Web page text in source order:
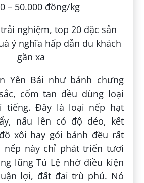
– 50.000 đồng/kg
Yên Bái như bánh chưng
cốm tan đều dùng loại
tiếng. Đây là loại nếp hạt
nấu lên có độ dẻo, kết
xôi hay gói bánh đều rất
nếp này chỉ phát triển tươi
lũng Tú Lệ nhờ điều kiện
lợi, đất đai trù phú. Nó